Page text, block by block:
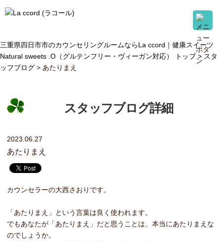
三重県四日市市のカウンセリングルームならLa ccord｜健康スイーツ
Natural sweets .O（グルテンフリー・ヴィーガン対応） トップ > スタ
ッフブログ > あたりまえ
スタッフブログ詳細
2023.06.27
あたりまえ
カウンセラーの大西さおりです。
「あたりまえ」という言葉は良く使われます。
でもあなたが「あたりまえ」だと思うことは、本当にあたりまえな
のでしょうか。